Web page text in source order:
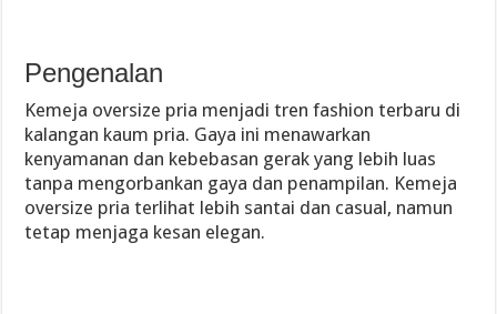
Pengenalan
Kemeja oversize pria menjadi tren fashion terbaru di
kalangan kaum pria. Gaya ini menawarkan
kenyamanan dan kebebasan gerak yang lebih luas
tanpa mengorbankan gaya dan penampilan. Kemeja
oversize pria terlihat lebih santai dan casual, namun
tetap menjaga kesan elegan.